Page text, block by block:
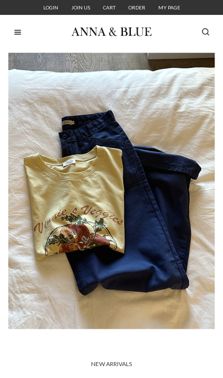
LOGIN JOIN US CART ORDER MY PAGE
NEW ARRIVALS